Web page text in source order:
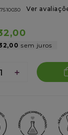
Ver
,00
,00
＋